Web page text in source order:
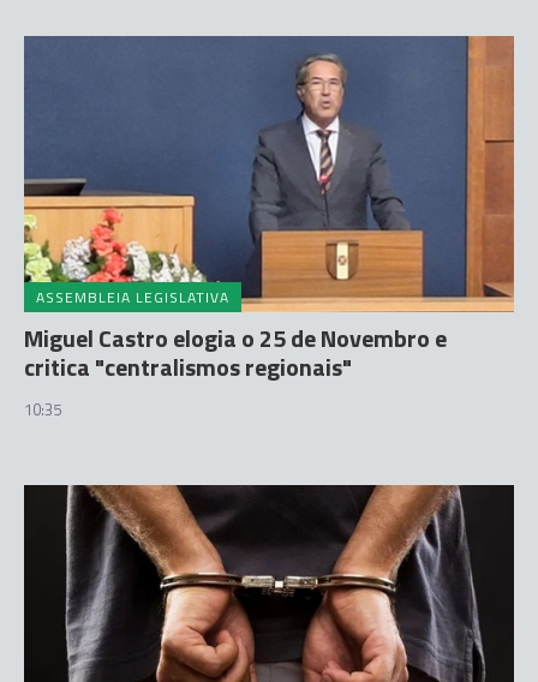
ASSEMBLEIA LEGISLATIVA
Miguel Castro elogia o 25 de Novembro e
critica "centralismos regionais"
10:35